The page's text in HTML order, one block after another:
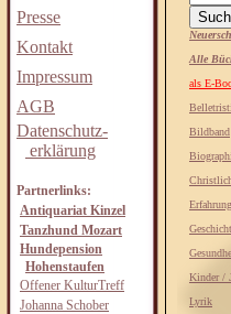
Presse
Kontakt
Impressum
AGB
Datenschutz-
erklärung
Partnerlinks:
Antiquariat Kinzel
Tanzhund Mozart
Hundepension
Hohenstaufen
Offener KulturTreff
Johanna Schober
Alle
als E-
Bildband
Kinder /
Lyrik